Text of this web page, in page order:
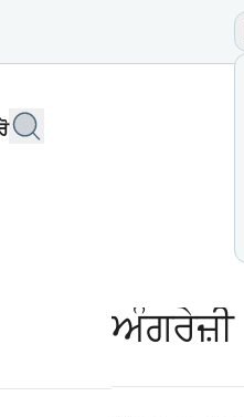
ਅੰਗਰੇਜ਼ੀ